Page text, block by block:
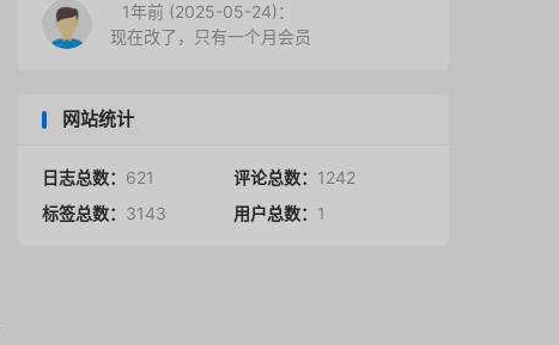
1年前 (2025-05-24)：
现在改了，只有一个月会员
网站统计
日志总数： 621 评论总数： 1242
标签总数： 3143 用户总数： 1